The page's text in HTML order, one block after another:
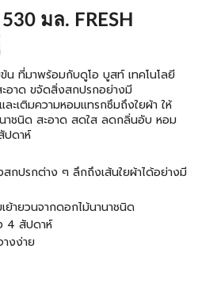
มล. FRESH
ที่มาพร้อมกับดูโอ บูสท์ เทคโนโลยี
อาด ขจัดสิ่งสกปรกอย่างมี
เติมความหอมแทรกซึมถึงใยผ้า ให้
าชนิด สะอาด สดใส ลดกลิ่นอับ หอม
ปดาห์
กปรกต่าง ๆ ลึกถึงเส้นใยผ้าได้อย่างมี
ายวนจากดอกไม้นานาชนิด
4 สัปดาห์
งง่าย